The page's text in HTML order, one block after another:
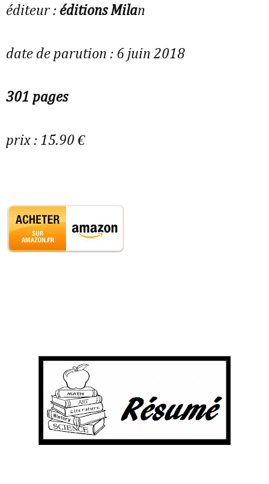
éditeur : éditions Milan
date de parution : 6 juin 2018
301 pages
prix : 15.90 €